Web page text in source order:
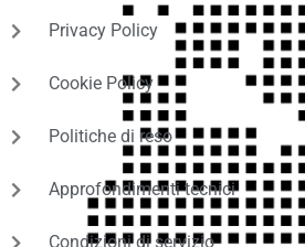
Privacy Policy
Cookie Policy
Politiche di reso
Approfondimenti tecnici
Condizioni di servizio